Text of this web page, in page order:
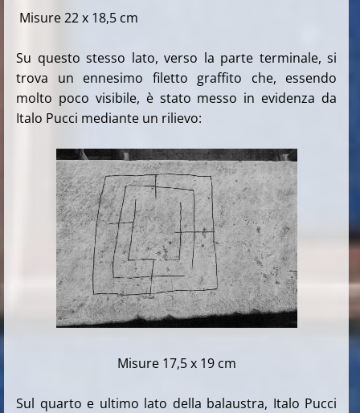
Misure 22 x 18,5 cm
Su questo stesso lato, verso la parte terminale, si
trova un ennesimo filetto graffito che, essendo
molto poco visibile, è stato messo in evidenza da
Italo Pucci mediante un rilievo:
Misure 17,5 x 19 cm
Sul quarto e ultimo lato della balaustra, Italo Pucci